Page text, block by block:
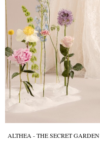
ALTHEA - THE SECRET GARDEN